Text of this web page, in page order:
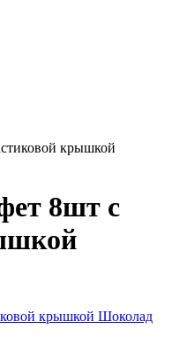
крышкой
8шт с